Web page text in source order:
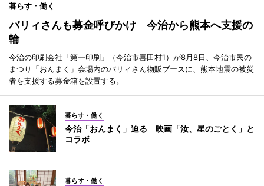
暮らす・働く
バリィさんも募金呼びかけ 今治から熊本へ支援の
輪
今治の印刷会社「第一印刷」（今治市喜田村1）が8月8日、今治市民の
まつり「おんまく」会場内のバリィさん物販ブースに、熊本地震の被災
者を支援する募金箱を設置する。
暮らす・働く
今治「おんまく」迫る 映画「汝、星のごとく」と
コラボ
暮らす・働く